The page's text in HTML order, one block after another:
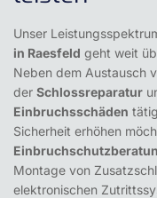
Unser
in Raesfeld geht weit
Neben dem Austausch
der Schlossreparatur
Einbruchsschäden
Sicherheit erhöhen
Montage von
elektronischen